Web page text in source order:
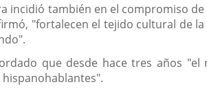
incidió también en el compromiso
"fortalecen el tejido cultural de
que desde hace tres años